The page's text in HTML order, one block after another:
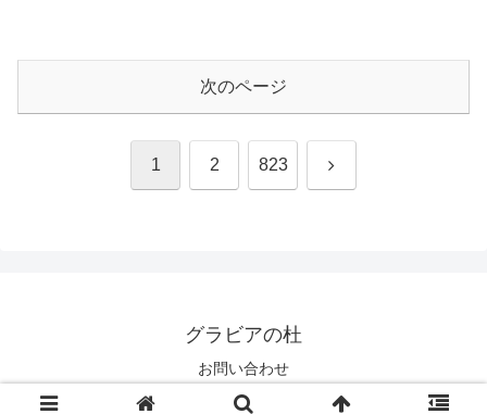
次のページ
1 2 823 次
グラビアの杜
お問い合わせ
© 2025 グラビアの杜.